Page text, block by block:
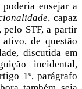
ensejar a
, capaz
pelo STF, a partir
de questão
discutida em
incidental,
1º, parágrafo